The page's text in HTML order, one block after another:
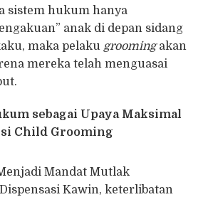
sistem hukum hanya
anak di depan sidang
maka pelaku groomingakan
mereka telah menguasai
sebagai Upaya Maksimal
Child Grooming
Mandat Mutlak
Kawin, keterlibatan